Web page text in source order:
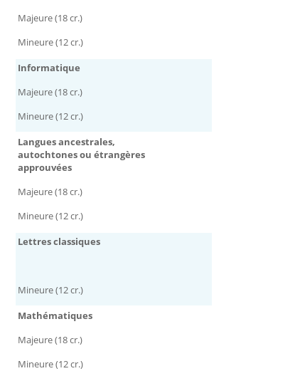
Majeure (18 cr.)
Mineure (12 cr.)
Informatique
Majeure (18 cr.)
Mineure (12 cr.)
Langues ancestrales,
autochtones ou étrangères
approuvées
Majeure (18 cr.)
Mineure (12 cr.)
Lettres classiques
Mineure (12 cr.)
Mathématiques
Majeure (18 cr.)
Mineure (12 cr.)